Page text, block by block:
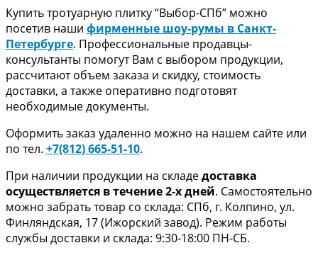
Купить тротуарную плитку “Выбор-СПб” можно
посетив наши фирменные шоу-румы в Санкт-
Петербурге. Профессиональные продавцы-
консультанты помогут Вам с выбором продукции,
рассчитают объем заказа и скидку, стоимость
доставки, а также оперативно подготовят
необходимые документы.
Оформить заказ удаленно можно на нашем сайте или
по тел. +7(812) 665-51-10.
При наличии продукции на складедоставка
осуществляется в течение 2-х дней. Самостоятельно
можно забрать товар со склада: СПб, г. Колпино, ул.
Финляндская, 17 (Ижорский завод). Режим работы
службы доставки и склада: 9:30-18:00 ПН-СБ.